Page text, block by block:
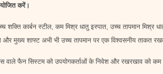
करें।
कार्बन स्टील, कम मिश्र धातु इस्पात, उच्च तापमान मिश्र
मुख्य शाफ्ट अभी भी उच्च तापमान पर एक विश्वसनीय ताकत
वाले फैन सिस्टम को उपयोगकर्ताओं के निवेश और रखरखाव को